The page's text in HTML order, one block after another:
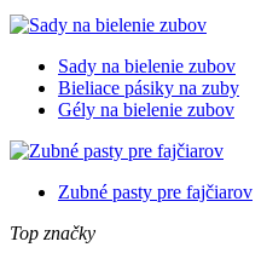
Sady na bielenie zubov
Bieliace pásiky na zuby
Gély na bielenie zubov
Zubné pasty pre fajčiarov
Top značky